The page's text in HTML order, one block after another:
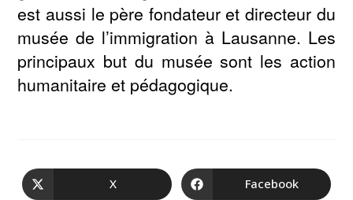
est aussi le père fondateur et directeur du
musée de l’immigration à Lausanne. Les
principaux but du musée sont les action
humanitaire et pédagogique.
X Facebook